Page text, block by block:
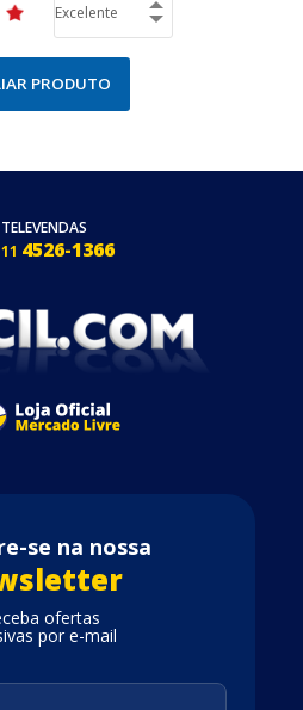
PRODUTO
TELEVENDAS
11 4526-1366
se na nossa
ofertas
por e-mail